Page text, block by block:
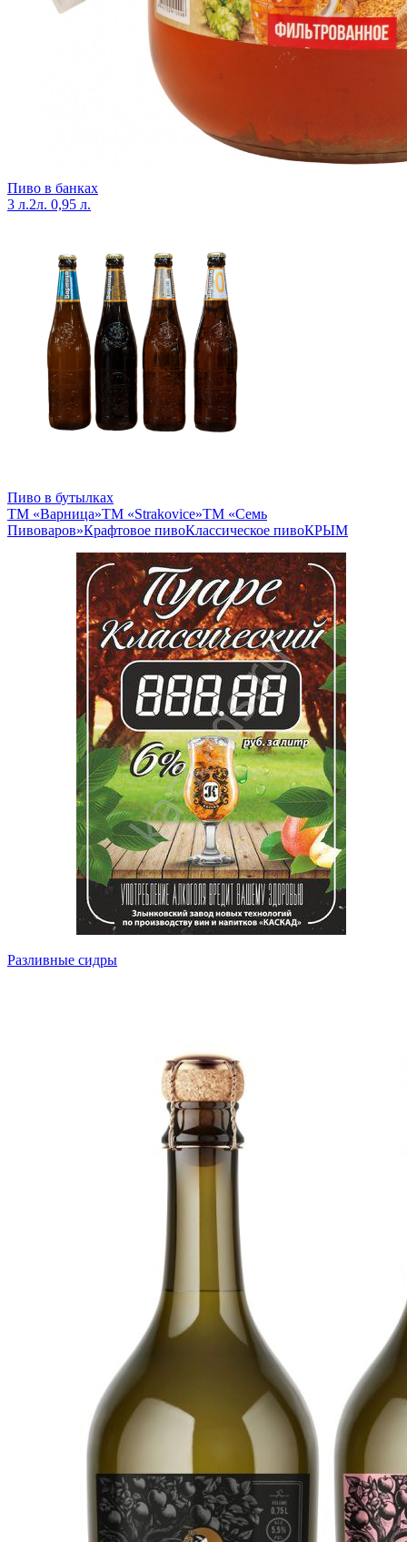
Пиво в банках
3 л.2л. 0,95 л.
Пиво в бутылках
ТМ «Варница»ТМ «Strakovice»ТМ «Семь
Пивоваров»Крафтовое пивоКлассическое пивоКРЫМ
Разливные сидры